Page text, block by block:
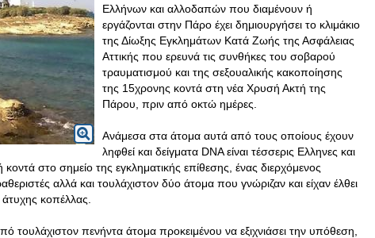
Ελλήνων και αλλοδαπών που διαμένουν ή
εργάζονται στην Πάρο έχει δημιουργήσει το κλιμάκιο
της Δίωξης Εγκλημάτων Κατά Ζωής της Ασφάλειας
Αττικής που ερευνά τις συνθήκες του σοβαρού
τραυματισμού και της σεξουαλικής κακοποίησης
της 15χρονης κοντά στη νέα Χρυσή Ακτή της
Πάρου, πριν από οκτώ ημέρες.
Ανάμεσα στα άτομα αυτά από τους οποίους έχουν
ληφθεί και δείγματα DNA είναι τέσσερις Ελληνες και
στο σημείο της εγκληματικής επίθεσης, ένας διερχόμενος
αλλά και τουλάχιστον δύο άτομα που γνώριζαν και είχαν έλθει
κοπέλλας.
τουλάχιστον πενήντα άτομα προκειμένου να εξιχνιάσει την υπόθεση,